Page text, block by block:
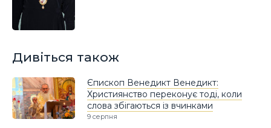
Дивіться також
Єпископ Венедикт Венедикт:
Християнство переконує тоді, коли
слова збігаються із вчинками
9 серпня